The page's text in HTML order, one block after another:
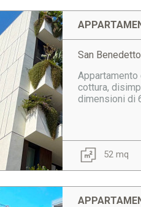
San
cottura,
dimensioni di
52 mq